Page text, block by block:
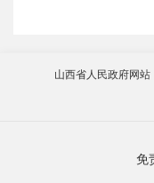
山西省人民政府网站
免